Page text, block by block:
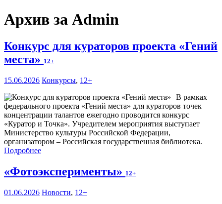
Архив за Admin
Конкурс для кураторов проекта «Гений
места» 12+
15.06.2026 Конкурсы, 12+
В рамках
федерального проекта «Гений места» для кураторов точек
концентрации талантов ежегодно проводится конкурс
«Куратор и Точка». Учредителем мероприятия выступает
Министерство культуры Российской Федерации,
организатором – Российская государственная библиотека.
Подробнее
«Фотоэксперименты» 12+
01.06.2026 Новости, 12+